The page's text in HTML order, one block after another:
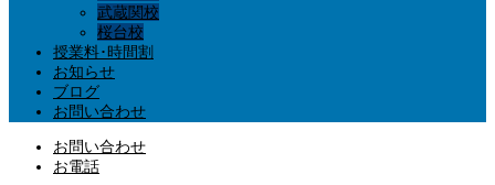
武蔵関校
桜台校
授業料･時間割
お知らせ
ブログ
お問い合わせ
お問い合わせ
お電話